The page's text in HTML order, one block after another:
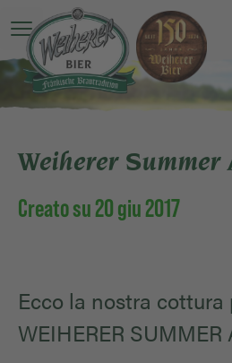
O Menu principale è ancora una
Weiherer Summer
Creato su 20 giu 2017
Ecco la nostra
WEIHERER SUMMER